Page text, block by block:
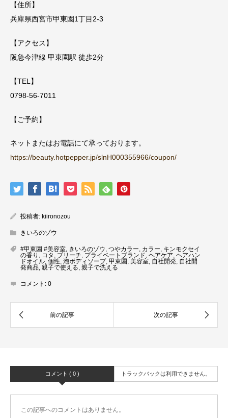
【住所】
兵庫県西宮市甲東園1丁目2-3
【アクセス】
阪急今津線 甲東園駅 徒歩2分
【TEL】
0798-56-7011
【ご予約】
ネットまたはお電話にて承っております。
https://beauty.hotpepper.jp/slnH000355966/coupon/
投稿者: kiironozou
きいろのゾウ
#甲東園 #美容室, きいろのゾウ, つやカラー, カラー, キンモクセイ
の香り , コタ , ブリーチ, プライベートブランド, ヘアケア, ヘアハン
ドオイル, 個性, 泡ボディソープ, 甲東園 , 美容室, 自社開発, 自社開
発商品, 親子で使える, 親子で洗える
コメント: 0
コメント ( 0 ) トラックバックは利用できません。
この記事へのコメントはありません。